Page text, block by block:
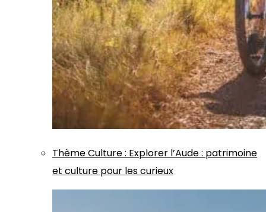
ThèmeCulture: Explorer l’Aude : patrimoine
et culture pour les curieux